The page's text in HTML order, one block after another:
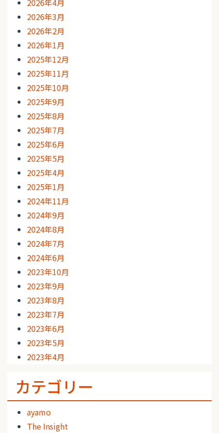
2026年3月
2026年2月
2026年1月
2025年12月
2025年11月
2025年10月
2025年9月
2025年8月
2025年7月
2025年6月
2025年5月
2025年4月
2025年1月
2024年11月
2024年9月
2024年8月
2024年7月
2024年6月
2023年10月
2023年9月
2023年8月
2023年7月
2023年6月
2023年5月
2023年4月
カテゴリー
ayamo
The Insight